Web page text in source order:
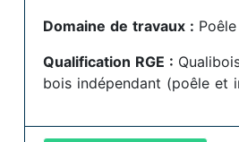
Domaine de travaux :
Qualification RGE :
bois indépendant (poêle et